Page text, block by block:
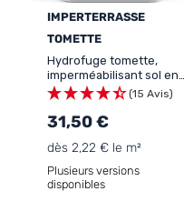
IMPERTERRASSE
TOMETTE
Hydrofuge tomette,
imperméabilisant sol en
terre cuite, anti-tâche:
IMPERTERRASSE TOMETTE
(15 Avis)
31,50 €
dès 2,22 € le m²
Plusieurs versions
disponibles